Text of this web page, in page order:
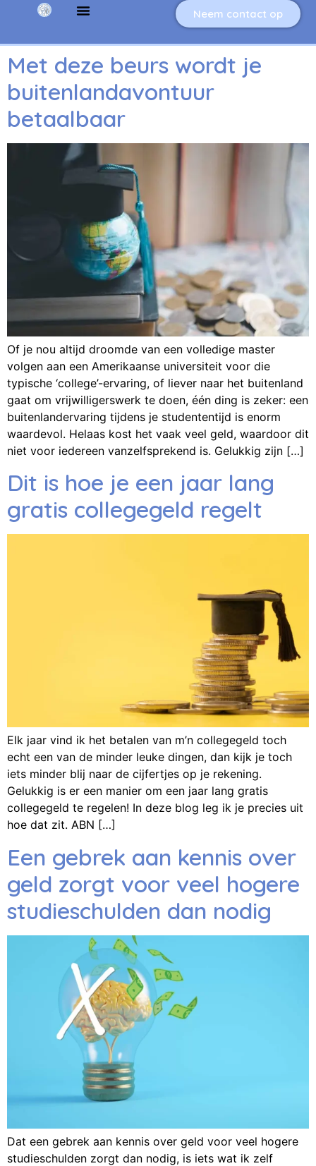
Neem contact op
Met deze beurs wordt je
buitenlandavontuur
betaalbaar
Of je nou altijd droomde van een volledige master
volgen aan een Amerikaanse universiteit voor die
typische ‘college’-ervaring, of liever naar het buitenland
gaat om vrijwilligerswerk te doen, één ding is zeker: een
buitenlandervaring tijdens je studententijd is enorm
waardevol. Helaas kost het vaak veel geld, waardoor dit
niet voor iedereen vanzelfsprekend is. Gelukkig zijn […]
Dit is hoe je een jaar lang
gratis collegegeld regelt
Elk jaar vind ik het betalen van m’n collegegeld toch
echt een van de minder leuke dingen, dan kijk je toch
iets minder blij naar de cijfertjes op je rekening.
Gelukkig is er een manier om een jaar lang gratis
collegegeld te regelen! In deze blog leg ik je precies uit
hoe dat zit. ABN […]
Een gebrek aan kennis over
geld zorgt voor veel hogere
studieschulden dan nodig
Dat een gebrek aan kennis over geld voor veel hogere
studieschulden zorgt dan nodig, is iets wat ik zelf